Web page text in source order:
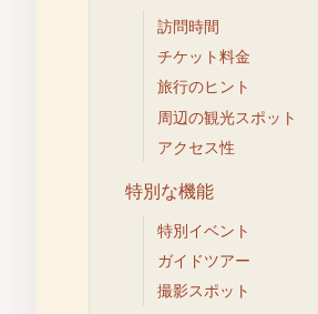
訪問時間
チケット料金
旅行のヒント
周辺の観光スポット
アクセス性
特別な機能
特別イベント
ガイドツアー
撮影スポット